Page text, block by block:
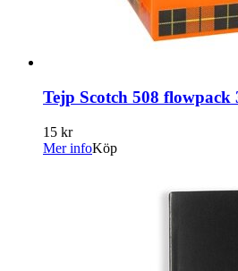
Tejp Scotch 508 flowpack
15 kr
Mer infoKöp